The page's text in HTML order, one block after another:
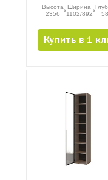
Высота
2356 x Ширина
1102/892x
Купить в 1